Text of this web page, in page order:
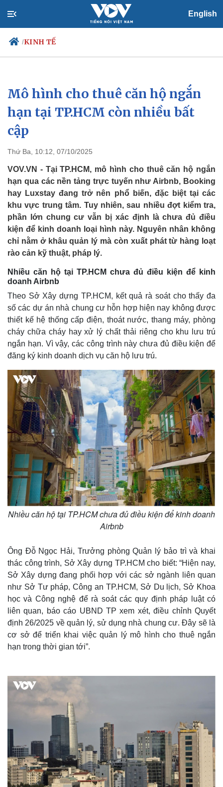
English
/KINH TẾ
Chính trị
Tổ chức nhân sự
Quốc hội
Nhận diện sự thật
Xã hội
Tin 24h
Dự báo thời tiết
Mô hình cho thuê căn hộ ngắn
hạn tại TP.HCM còn nhiều bất
cập
Thứ Ba, 10:12, 07/10/2025
VOV.VN - Tại TP.HCM, mô hình cho thuê căn hộ ngắn
hạn qua các nền tảng trực tuyến như Airbnb, Booking
hay Luxstay đang trở nên phổ biến, đặc biệt tại các
khu vực trung tâm. Tuy nhiên, sau nhiều đợt kiểm tra,
phần lớn chung cư vẫn bị xác định là chưa đủ điều
kiện để kinh doanh loại hình này. Nguyên nhân không
chỉ nằm ở khâu quản lý mà còn xuất phát từ hàng loạt
rào cản kỹ thuật, pháp lý.
Nhiều căn hộ tại TP.HCM chưa đủ điều kiện để kinh
doanh Airbnb
Theo Sở Xây dựng TP.HCM, kết quả rà soát cho thấy đa
số các dự án nhà chung cư hỗn hợp hiện nay không được
thiết kế hệ thống cấp điện, thoát nước, thang máy, phòng
cháy chữa cháy hay xử lý chất thải riêng cho khu lưu trú
ngắn hạn. Vì vậy, các công trình này chưa đủ điều kiện để
đăng ký kinh doanh dịch vụ căn hộ lưu trú.
Nhiều căn hộ tại TP.HCM chưa đủ điều kiện để kinh doanh
Airbnb
Ông Đỗ Ngọc Hải, Trưởng phòng Quản lý bảo trì và khai
thác công trình, Sở Xây dựng TP.HCM cho biết: “Hiện nay,
Sở Xây dựng đang phối hợp với các sở ngành liên quan
như Sở Tư pháp, Công an TP.HCM, Sở Du lịch, Sở Khoa
học và Công nghệ để rà soát các quy định pháp luật có
liên quan, báo cáo UBND TP xem xét, điều chỉnh Quyết
định 26/2025 về quản lý, sử dụng nhà chung cư. Đây sẽ là
cơ sở để triển khai việc quản lý mô hình cho thuê ngắn
hạn trong thời gian tới”.